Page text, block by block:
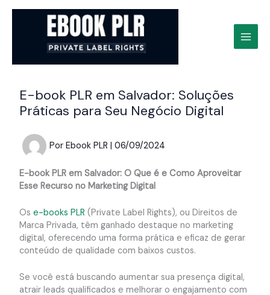
E-book PLR em Salvador: Soluções
Práticas para Seu Negócio Digital
Por Ebook PLR | 06/09/2024
E-book PLR em Salvador: O Que é e Como Aproveitar
Esse Recurso no Marketing Digital
Os e-books PLR (Private Label Rights), ou Direitos de
Marca Privada, têm ganhado destaque no marketing
digital, oferecendo uma forma prática e eficaz de gerar
conteúdo de qualidade com baixos custos.
Se você está buscando aumentar sua presença digital,
atrair leads qualificados e melhorar o engajamento com